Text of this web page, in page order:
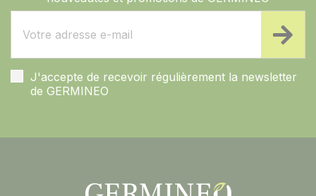
J'accepte de recevoir régulièrement la newsletter
de GERMINEO